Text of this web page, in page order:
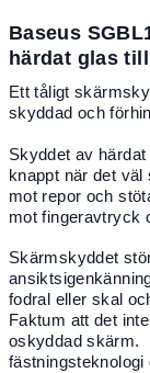
Baseus
härdat glas
Ett tåligt
skyddad och
Skyddet av
knappt när det
mot repor och
mot fingeravtryck
Skärmskyddet
fodral eller skal
Faktum att det
oskyddad skärm.